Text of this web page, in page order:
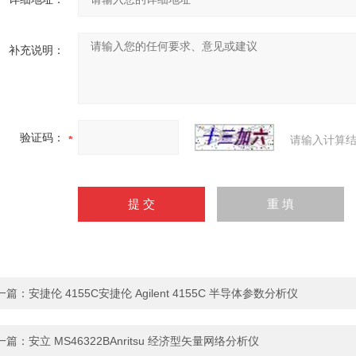
补充说明：
验证码： 请输入计算
篇： 安捷伦 4155C安捷伦 Agilent 4155C 半导体参数分析仪
篇： 安立 MS46322BAnritsu 经济型矢量网络分析仪